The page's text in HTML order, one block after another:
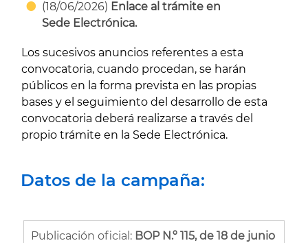
(18/06/2026) Enlace al trámite en
Sede Electrónica.
Los sucesivos anuncios referentes a esta
convocatoria, cuando procedan, se harán
públicos en la forma prevista en las propias
bases y el seguimiento del desarrollo de esta
convocatoria deberá realizarse a través del
propio trámite en la Sede Electrónica.
Datos de la campaña:
Publicación oficial: BOP N.º 115, de 18 de junio